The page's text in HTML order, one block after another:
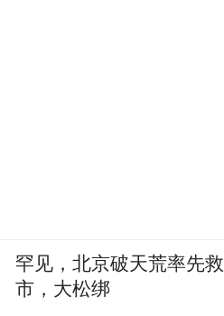
罕见，北京破天荒率先救
市，大松绑